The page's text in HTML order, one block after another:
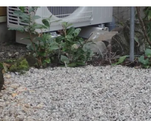
a
k
m
a
u
7